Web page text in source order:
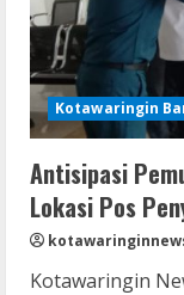
Kotawaringin
Antisipasi
Lokasi Pos
Kotawaringin